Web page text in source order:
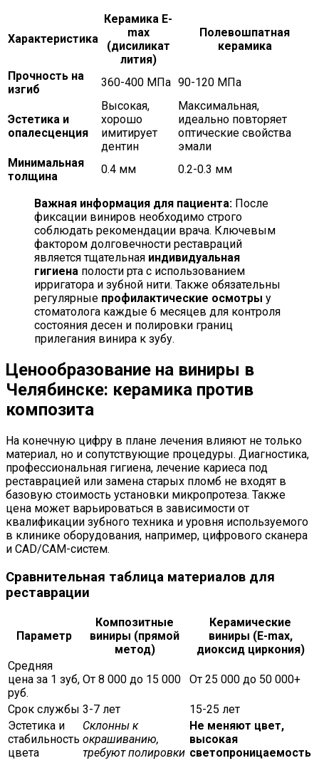
Характеристика
Керамика E-
max
(дисиликат
лития)
Полевошпатная
керамика
Прочность на
изгиб
360-400 МПа 90-120 МПа
Эстетика и
опалесценция
Высокая,
хорошо
имитирует
дентин
Максимальная,
идеально повторяет
оптические свойства
эмали
Минимальная
толщина
0.4 мм 0.2-0.3 мм
Важная информация для пациента: После
фиксации виниров необходимо строго
соблюдать рекомендации врача. Ключевым
фактором долговечности реставраций
является тщательная индивидуальная
гигиена полости рта с использованием
ирригатора и зубной нити. Также обязательны
регулярные профилактические осмотры у
стоматолога каждые 6 месяцев для контроля
состояния десен и полировки границ
прилегания винира к зубу.
Ценообразование на виниры в
Челябинске: керамика против
композита
На конечную цифру в плане лечения влияют не только
материал, но и сопутствующие процедуры. Диагностика,
профессиональная гигиена, лечение кариеса под
реставрацией или замена старых пломб не входят в
базовую стоимость установки микропротеза. Также
цена может варьироваться в зависимости от
квалификации зубного техника и уровня используемого
в клинике оборудования, например, цифрового сканера
и CAD/CAM-систем.
Сравнительная таблица материалов для
реставрации
Параметр
Композитные
виниры (прямой
метод)
Керамические
виниры (E-max,
диоксид циркония)
Средняя
цена за 1 зуб,
руб.
От 8 000 до 15 000 От 25 000 до 50 000+
Срок службы 3-7 лет
15-25 лет
Эстетика и
стабильность
цвета
Склонны к
окрашиванию,
требуют полировки
Не меняют цвет,
высокая
светопроницаемость